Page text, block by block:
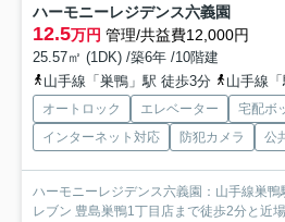
ハーモニーレジデンス六義園
12.5万円 管理/共益費12,000円
25.57㎡ (1DK) /築6年 /10階建
山手線「巣鴨」駅 徒歩3分
山手線
オートロック エレベーター
宅配ボ
インターネット対応
防犯カメラ 公
ハーモニーレジデンス六義園：山手線巣
レブン 豊島巣鴨1丁目店まで徒歩2分と近